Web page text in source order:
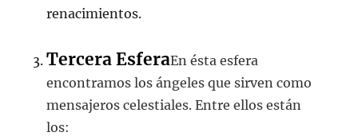
renacimientos.
Tercera EsferaEn ésta esfera
encontramos los ángeles que sirven como
mensajeros celestiales. Entre ellos están
los: